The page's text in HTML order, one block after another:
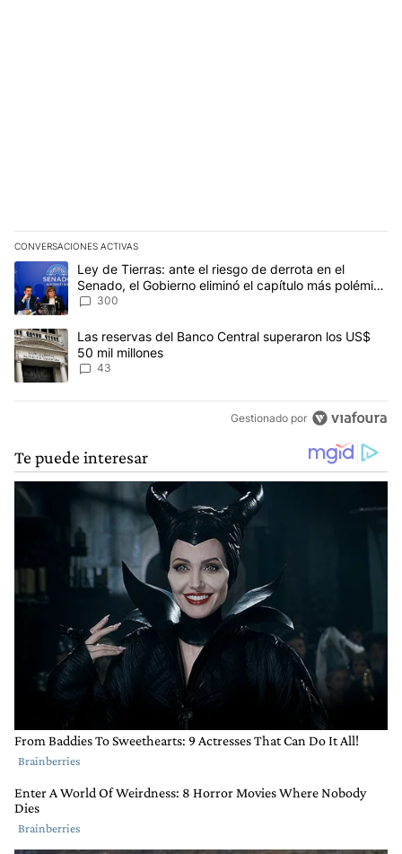
CONVERSACIONES ACTIVAS
Este listado muestra los artículos con más comentarios en los
Un artículo de tendencia con el título "Ley de Tierras: ante el
Ley de Tierras: ante el riesgo de derrota en el
Senado, el Gobierno eliminó el capítulo más polémico
del proyecto
300
Un artículo de tendencia con el título "Las reservas del Banco
Las reservas del Banco Central superaron los US$
50 mil millones
43
Gestionado por